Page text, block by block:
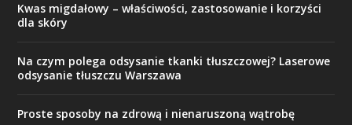
Kwas migdałowy – właściwości, zastosowanie i korzyści
dla skóry
Na czym polega odsysanie tkanki tłuszczowej? Laserowe
odsysanie tłuszczu Warszawa
Proste sposoby na zdrową i nienaruszoną wątrobę